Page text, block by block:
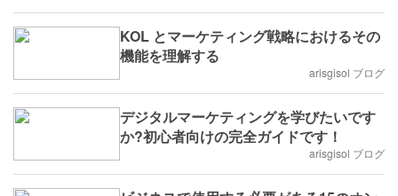
KOL とマーケティング戦略におけるその
機能を理解する
arisgisol ブログ
デジタルマーケティングを学びたいです
か?初心者向けの完全ガイドです！
arisgisol ブログ